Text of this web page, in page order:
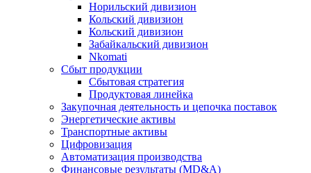
Норильский дивизион
Кольский дивизион
Кольский дивизион
Забайкальский дивизион
Nkomati
Сбыт продукции
Сбытовая стратегия
Продуктовая линейка
Закупочная деятельность и цепочка поставок
Энергетические активы
Транспортные активы
Цифровизация
Автоматизация производства
Финансовые результаты (MD&A)